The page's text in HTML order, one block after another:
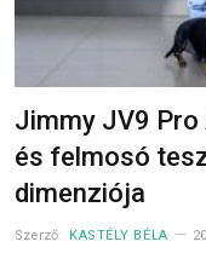
Jimmy JV9 Pro
és felmosó
dimenziója
Szerző: KASTÉLY BÉLA